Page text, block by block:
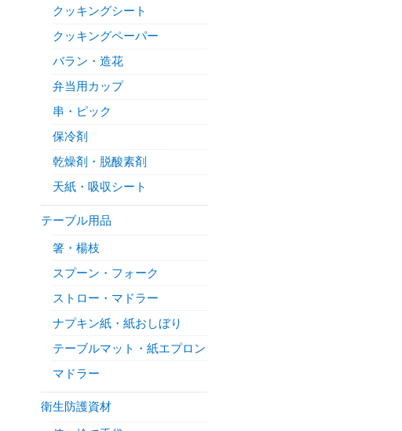
クッキングシート
クッキングペーパー
バラン・造花
弁当用カップ
串・ピック
保冷剤
乾燥剤・脱酸素剤
天紙・吸収シート
テーブル用品
箸・楊枝
スプーン・フォーク
ストロー・マドラー
ナプキン紙・紙おしぼり
テーブルマット・紙エプロン
マドラー
衛生防護資材